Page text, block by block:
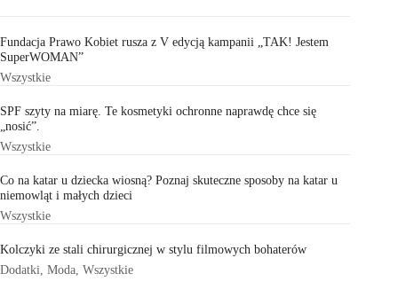
Fundacja Prawo Kobiet rusza z V edycją kampanii „TAK! Jestem
SuperWOMAN”
Wszystkie
SPF szyty na miarę. Te kosmetyki ochronne naprawdę chce się
„nosić”.
Wszystkie
Co na katar u dziecka wiosną? Poznaj skuteczne sposoby na katar u
niemowląt i małych dzieci
Wszystkie
Kolczyki ze stali chirurgicznej w stylu filmowych bohaterów
Dodatki Moda Wszystkie